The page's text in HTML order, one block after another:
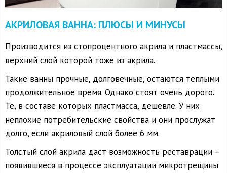
АКРИЛОВАЯ ВАННА: ПЛЮСЫ И МИНУСЫ
Производится из стопроцентного акрила и пластмассы,
верхний слой которой тоже из акрила.
Такие ванны прочные, долговечные, остаются теплыми
продолжительное время. Однако стоят очень дорого.
Те, в составе которых пластмасса, дешевле. У них
неплохие потребительские свойства и они прослужат
долго, если акриловый слой более 6 мм.
Толстый слой акрила даст возможность реставрации –
появившиеся в процессе эксплуатации микротрещины